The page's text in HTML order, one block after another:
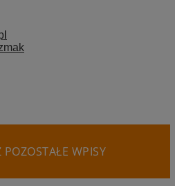
POZOSTAŁE WPISY